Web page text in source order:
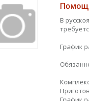
В
График